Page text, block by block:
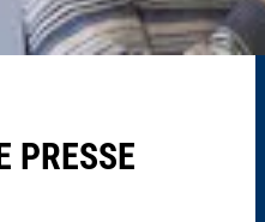
PRESSE